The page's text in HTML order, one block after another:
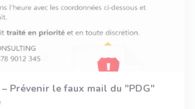
Prévenir le faux mail du "PDG"